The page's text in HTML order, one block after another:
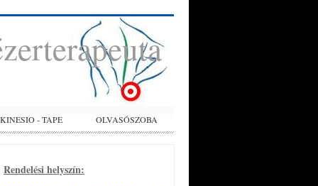
KINESIO - TAPE OLVASÓSZOBA
Rendelési helyszín: